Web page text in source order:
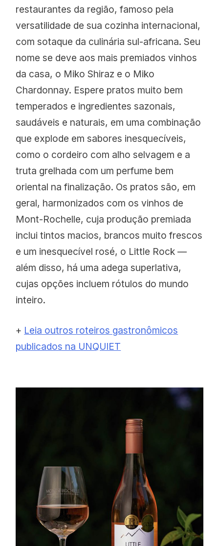
virginlimitededition.com/ulusaba
restaurantes da região, famoso pela
versatilidade de sua cozinha internacional,
com sotaque da culinária sul-africana. Seu
nome se deve aos mais premiados vinhos
da casa, o Miko Shiraz e o Miko
Chardonnay. Espere pratos muito bem
temperados e ingredientes sazonais,
saudáveis e naturais, em uma combinação
que explode em sabores inesquecíveis,
como o cordeiro com alho selvagem e a
truta grelhada com um perfume bem
oriental na finalização. Os pratos são, em
geral, harmonizados com os vinhos de
Mont-Rochelle, cuja produção premiada
inclui tintos macios, brancos muito frescos
e um inesquecível rosé, o Little Rock —
além disso, há uma adega superlativa,
cujas opções incluem rótulos do mundo
inteiro.
+ Leia outros roteiros gastronômicos
publicados na UNQUIET